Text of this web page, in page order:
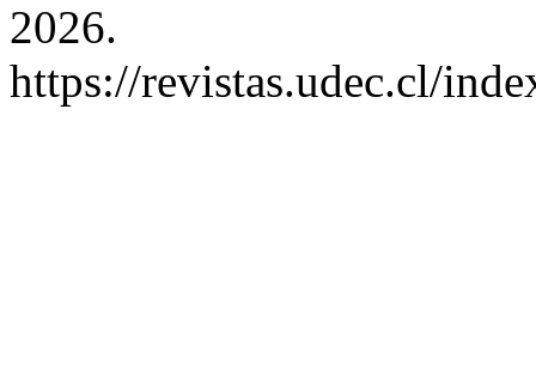
2026.
https://revistas.udec.cl/